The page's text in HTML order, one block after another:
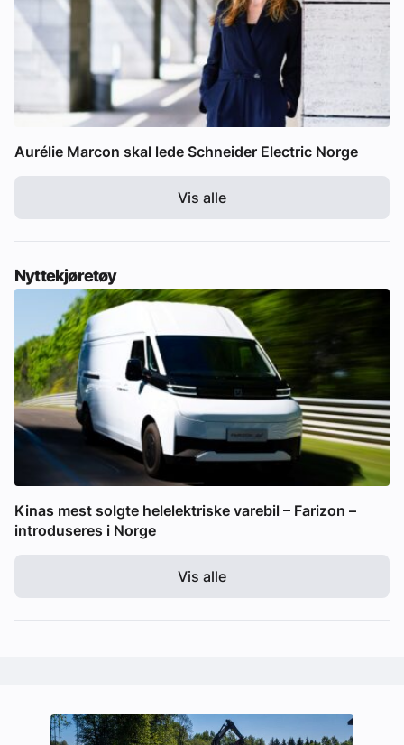
Aurélie Marcon skal lede Schneider Electric Norge
Vis alle
Nyttekjøretøy
Kinas mest solgte helelektriske varebil – Farizon –
introduseres i Norge
Vis alle